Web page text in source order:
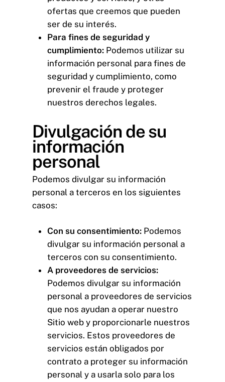
ofertas que creemos que pueden
ser de su interés.
Para fines de seguridad y
cumplimiento: Podemos utilizar su
información personal para fines de
seguridad y cumplimiento, como
prevenir el fraude y proteger
nuestros derechos legales.
Divulgación de su
información
personal
Podemos divulgar su información
personal a terceros en los siguientes
casos:
Con su consentimiento: Podemos
divulgar su información personal a
terceros con su consentimiento.
A proveedores de servicios:
Podemos divulgar su información
personal a proveedores de servicios
que nos ayudan a operar nuestro
Sitio web y proporcionarle nuestros
servicios. Estos proveedores de
servicios están obligados por
contrato a proteger su información
personal y a usarla solo para los